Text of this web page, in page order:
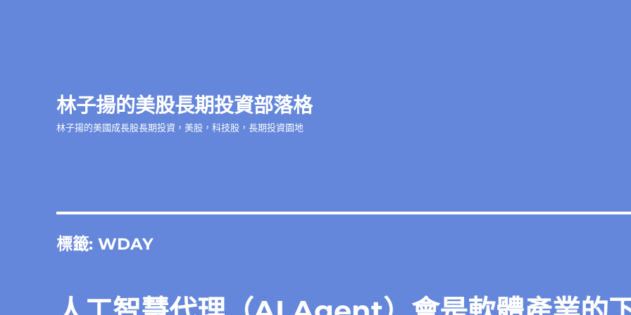
林子揚的美股長期投資部落格
林子揚的美國成長股長期投資，美股，科技股，長期投資園地
標籤:WDAY